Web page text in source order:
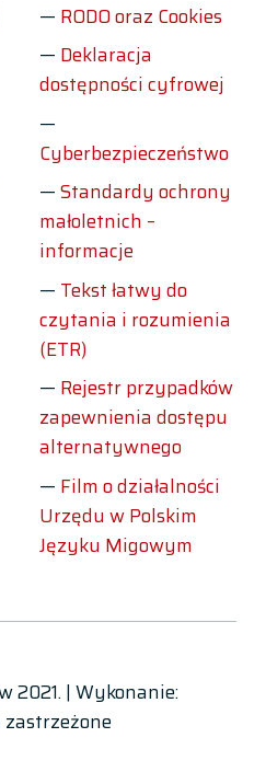
RODO oraz Cookies
Deklaracja
dostępności cyfrowej
Cyberbezpieczeństwo
Standardy ochrony
małoletnich –
informacje
Tekst łatwy do
czytania i rozumienia
(ETR)
Rejestr przypadków
zapewnienia dostępu
alternatywnego
Film o działalności
Urzędu w Polskim
Języku Migowym
2021. | Wykonanie: